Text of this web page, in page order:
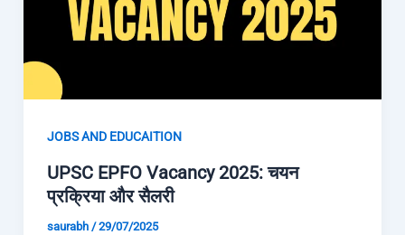
JOBS AND EDUCAITION
UPSC EPFO Vacancy 2025: चयन
प्रक्रिया और सैलरी
saurabh /29/07/2025